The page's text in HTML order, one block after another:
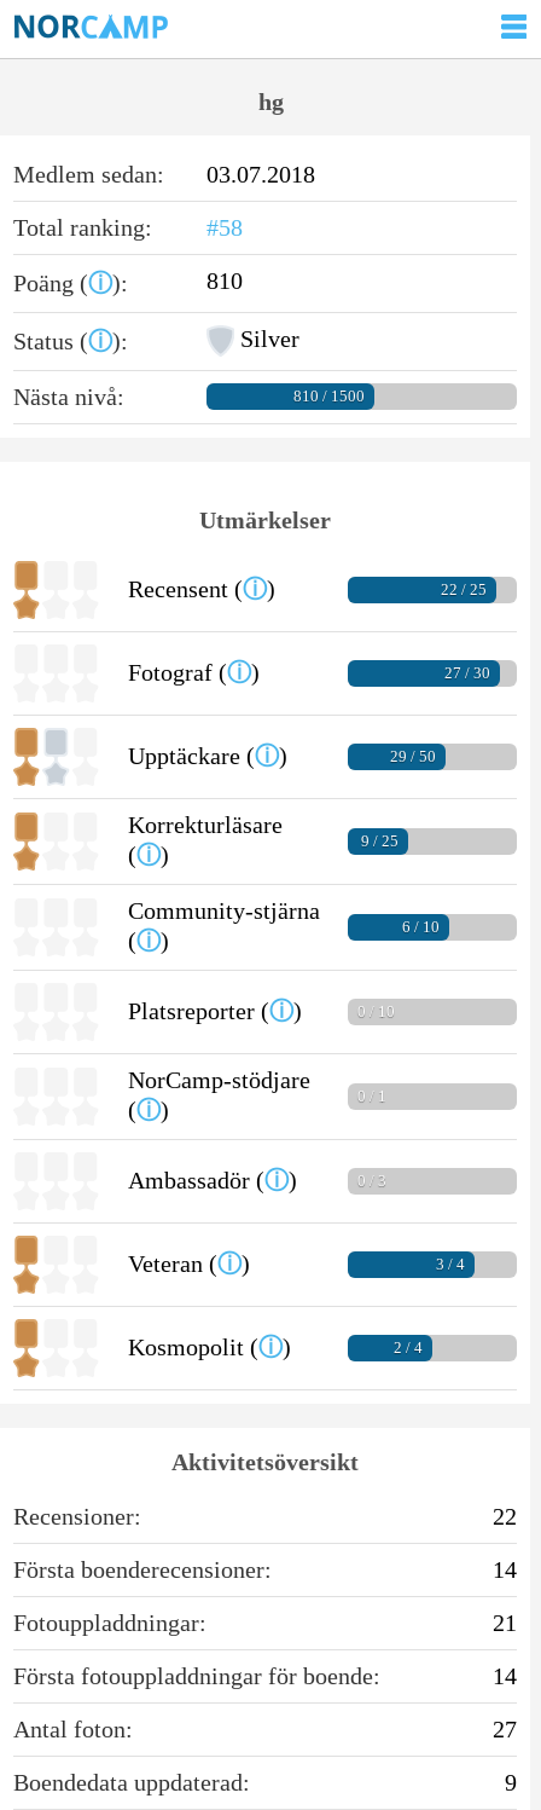
hg
Medlem sedan:
03.07.2018
Total ranking:
#58
Poäng (ⓘ): 810
Status (ⓘ): Silver
Nästa nivå: 810 / 1500
Utmärkelser
Recensent (ⓘ) 22 / 25
Fotograf (ⓘ) 27 / 30
Upptäckare (ⓘ) 29 / 50
Korrekturläsare
(ⓘ)
9 / 25
Community-stjärna
(ⓘ)
6 / 10
Platsreporter (ⓘ) 0 / 10
NorCamp-stödjare
(ⓘ)
0 / 1
Ambassadör (ⓘ) 0 / 3
Veteran (ⓘ) 3 / 4
Kosmopolit (ⓘ) 2 / 4
Aktivitetsöversikt
Recensioner:
22
Första boenderecensioner:
14
Fotouppladdningar:
21
Första fotouppladdningar för boende:
14
Antal foton:
27
Boendedata uppdaterad:
9